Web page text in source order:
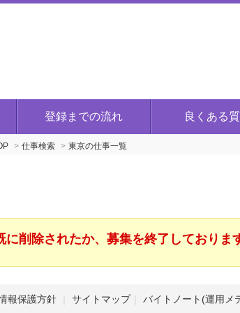
登録までの流れ 良くある
仕事検索 東京の仕事一覧
に削除されたか、募集を終了しておりま
報保護方針 サイトマップ バイトノート(運用メ